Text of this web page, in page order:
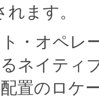
ます。
・オペレ
ネイティ
置のロケ